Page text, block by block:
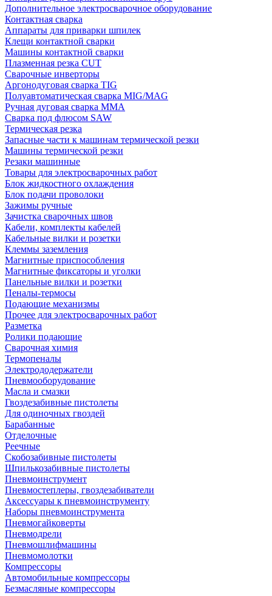
Дополнительное электросварочное оборудование
Контактная сварка
Аппараты для приварки шпилек
Клещи контактной сварки
Машины контактной сварки
Плазменная резка CUT
Сварочные инверторы
Аргонодуговая сварка TIG
Полуавтоматическая сварка MIG/MAG
Ручная дуговая сварка MMA
Сварка под флюсом SAW
Термическая резка
Запасные части к машинам термической резки
Машины термической резки
Резаки машинные
Товары для электросварочных работ
Блок жидкостного охлаждения
Блок подачи проволоки
Зажимы ручные
Зачистка сварочных швов
Кабели, комплекты кабелей
Кабельные вилки и розетки
Клеммы заземления
Магнитные приспособления
Магнитные фиксаторы и уголки
Панельные вилки и розетки
Пеналы-термосы
Подающие механизмы
Прочее для электросварочных работ
Разметка
Ролики подающие
Сварочная химия
Термопеналы
Электрододержатели
Пневмооборудование
Масла и смазки
Гвоздезабивные пистолеты
Для одиночных гвоздей
Барабанные
Отделочные
Реечные
Скобозабивные пистолеты
Шпилькозабивные пистолеты
Пневмоинструмент
Пневмостеплеры, гвоздезабиватели
Аксессуары к пневмоинструменту
Наборы пневмоинструмента
Пневмогайковерты
Пневмодрели
Пневмошлифмашины
Пневмомолотки
Компрессоры
Автомобильные компрессоры
Безмасляные компрессоры